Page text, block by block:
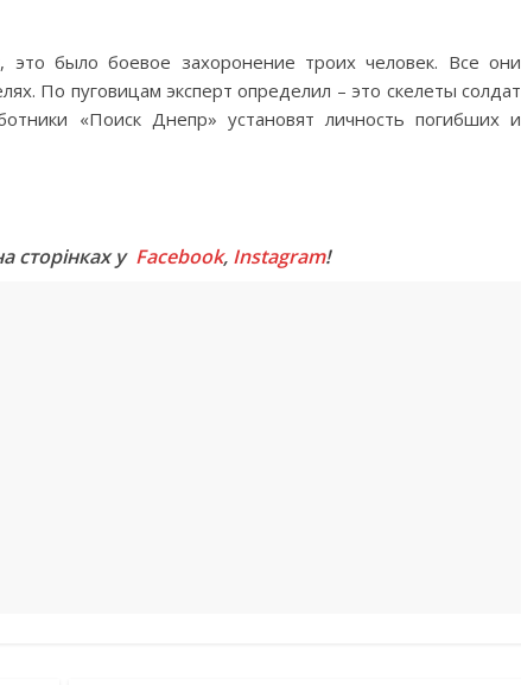
это было боевое захоронение троих человек. Все они
По пуговицам эксперт определил – это скелеты солдат
«Поиск Днепр» установят личность погибших и
сторінках у Facebook, Instagram!